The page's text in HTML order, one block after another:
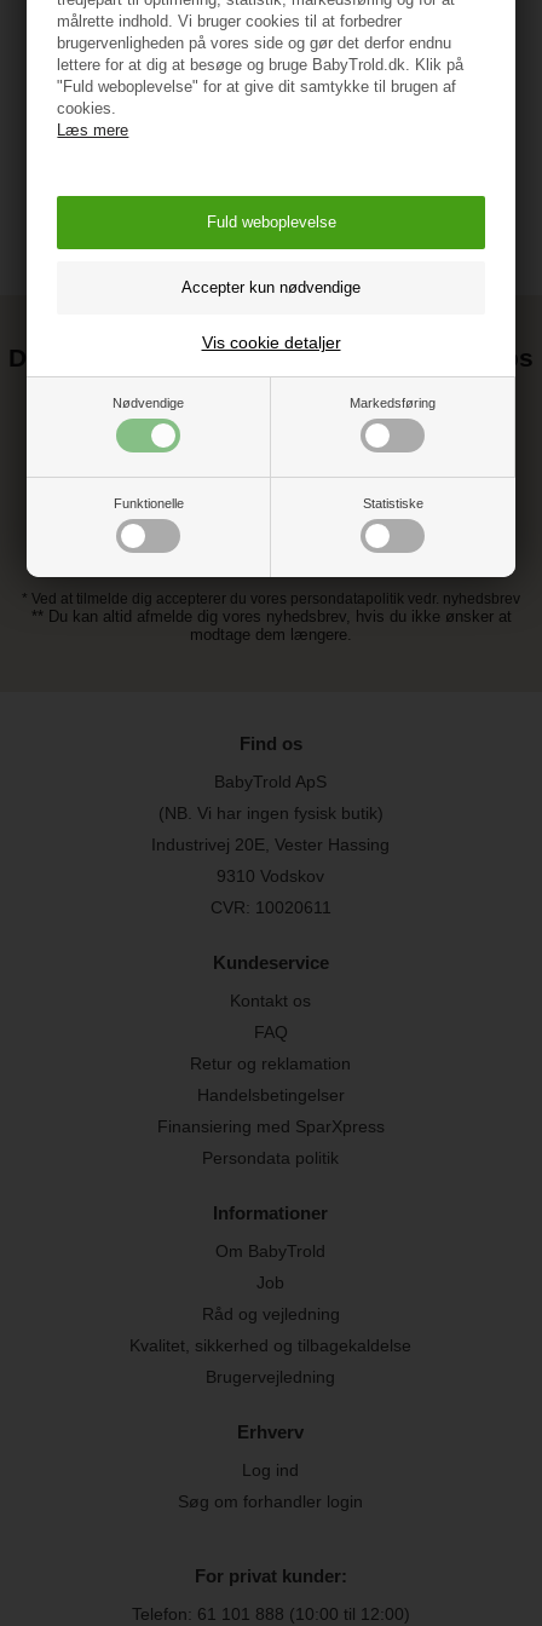
målrette indhold. Vi bruger cookies til at forbedrer
brugervenligheden på vores side og gør det derfor endnu
lettere for at dig at besøge og bruge BabyTrold.dk. Klik på
"Fuld weboplevelse" for at give dit samtykke til brugen af
cookies.
Læs mere
Nødvendige Markedsføring
Funktionelle Statistiske
Vis cookie detaljer
Vejledning
Det kan blive endnu billigere at handle hos
os! ;-)
Tilmeld dig vores nyhedsbrev og gå ikke glip af gode tilbud
* Ved at tilmelde dig accepterer du vores persondatapolitik vedr. nyhedsbrev
** Du kan altid afmelde dig vores nyhedsbrev, hvis du ikke ønsker at
modtage dem længere.
Find os
BabyTrold ApS
(NB. Vi har ingen fysisk butik)
Industrivej 20E, Vester Hassing
9310 Vodskov
CVR: 10020611
Kundeservice
Kontakt os
FAQ
Retur og reklamation
Handelsbetingelser
Finansiering med SparXpress
Persondata politik
Informationer
Om BabyTrold
Job
Råd og vejledning
Kvalitet, sikkerhed og tilbagekaldelse
Brugervejledning
Erhverv
Log ind
Søg om forhandler login
For privat kunder:
Telefon: 61 101 888 (10:00 til 12:00)